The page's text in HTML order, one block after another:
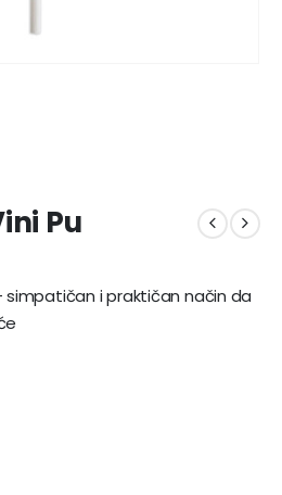
Pu
i praktičan način da